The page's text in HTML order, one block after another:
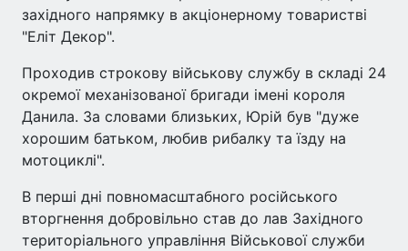
західного напрямку в акціонерному товаристві
"Еліт Декор".
Проходив строкову військову службу в складі 24
окремої механізованої бригади імені короля
Данила. За словами близьких, Юрій був "дуже
хорошим батьком, любив рибалку та їзду на
мотоциклі".
В перші дні повномасштабного російського
вторгнення добровільно став до лав ⁠Західного
територіального управління Військової служби